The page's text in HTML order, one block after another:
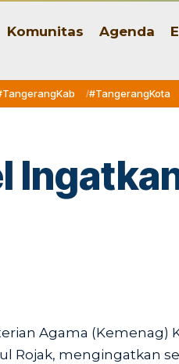
Komunitas Agenda
#TangerangKota
Agama (Kemenag)
Rojak, mengingatkan